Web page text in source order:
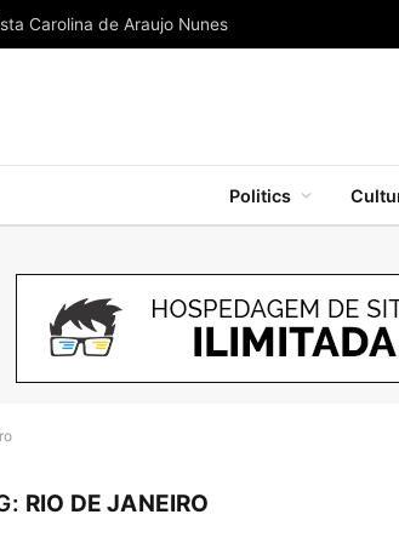
Carolina de Araujo Nunes
Politics
RIO DE JANEIRO